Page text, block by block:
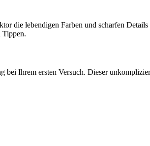
die lebendigen Farben und scharfen
Tippen.
Ihrem ersten Versuch. Dieser